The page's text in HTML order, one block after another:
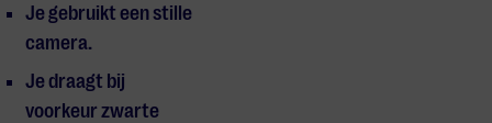
Je gebruikt een stille
camera.
Je draagt bij
voorkeur zwarte